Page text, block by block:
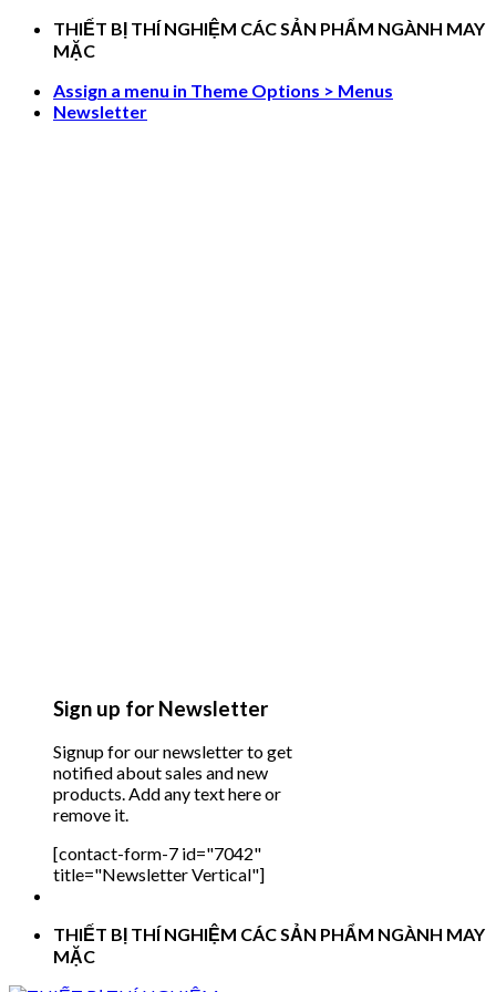
Skip
THIẾT BỊ THÍ NGHIỆM CÁC SẢN PHẨM NGÀNH MAY
MẶC
Assign a menu in Theme Options > Menus
Newsletter
Sign up for Newsletter
Signup for our newsletter to get
notified about sales and new
products. Add any text here or
remove it.
[contact-form-7 id="7042"
title="Newsletter Vertical"]
THIẾT BỊ THÍ NGHIỆM CÁC SẢN PHẨM NGÀNH MAY
MẶC